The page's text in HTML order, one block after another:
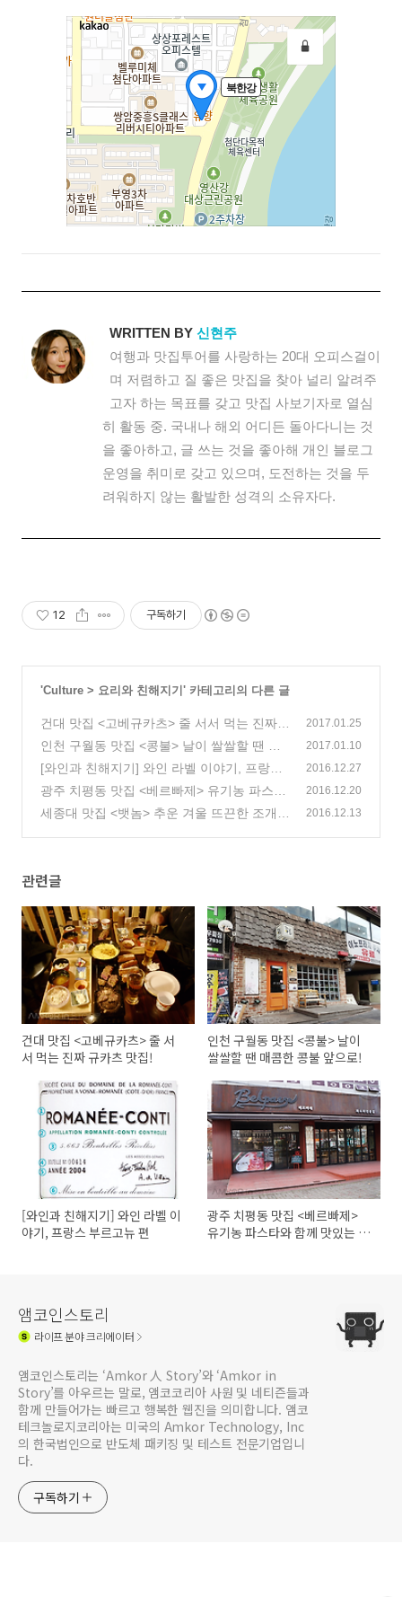
WRITTEN BY 신현주
여행과 맛집투어를 사랑하는 20대 오피스걸이
며 저렴하고 질 좋은 맛집을 찾아 널리 알려주
고자 하는 목표를 갖고 맛집 사보기자로 열심
히 활동 중. 국내나 해외 어디든 돌아다니는 것
을 좋아하고, 글 쓰는 것을 좋아해 개인 블로그
운영을 취미로 갖고 있으며, 도전하는 것을 두
려워하지 않는 활발한 성격의 소유자다.
12 구독하기
'Culture > 요리와 친해지기' 카테고리의 다른 글
건대 맛집 <고베규카츠> 줄 서서 먹는 진짜
규카츠 맛집!
(2)
2017.01.25
인천 구월동 맛집 <콩불> 날이 쌀쌀할 땐 매
콤한 콩불 앞으로!
(2)
2017.01.10
[와인과 친해지기] 와인 라벨 이야기, 프랑스
부르고뉴 편
(4)
2016.12.27
광주 치평동 맛집 <베르빠제> 유기농 파스타
와 함께 맛있는 연말모임장소로 제격인 맛집
2016.12.20
세종대 맛집 <뱃놈> 추운 겨울 뜨끈한 조개찜
2016.12.13
관련글
건대 맛집 <고베규카츠> 줄 서
서 먹는 진짜 규카츠 맛집!
인천 구월동 맛집 <콩불> 날이
쌀쌀할 땐 매콤한 콩불 앞으로!
[와인과 친해지기] 와인 라벨 이
야기, 프랑스 부르고뉴 편
광주 치평동 맛집 <베르빠제>
유기농 파스타와 함께 맛있는 연
앰코인스토리
라이프분야 크리에이터
앰코인스토리는 ‘Amkor 人 Story’와 ‘Amkor in
Story’를 아우르는 말로, 앰코코리아 사원 및 네티즌들과
함께 만들어가는 빠르고 행복한 웹진을 의미합니다. 앰코
테크놀로지코리아는 미국의 Amkor Technology, Inc
의 한국법인으로 반도체 패키징 및 테스트 전문기업입니
다.
구독하기